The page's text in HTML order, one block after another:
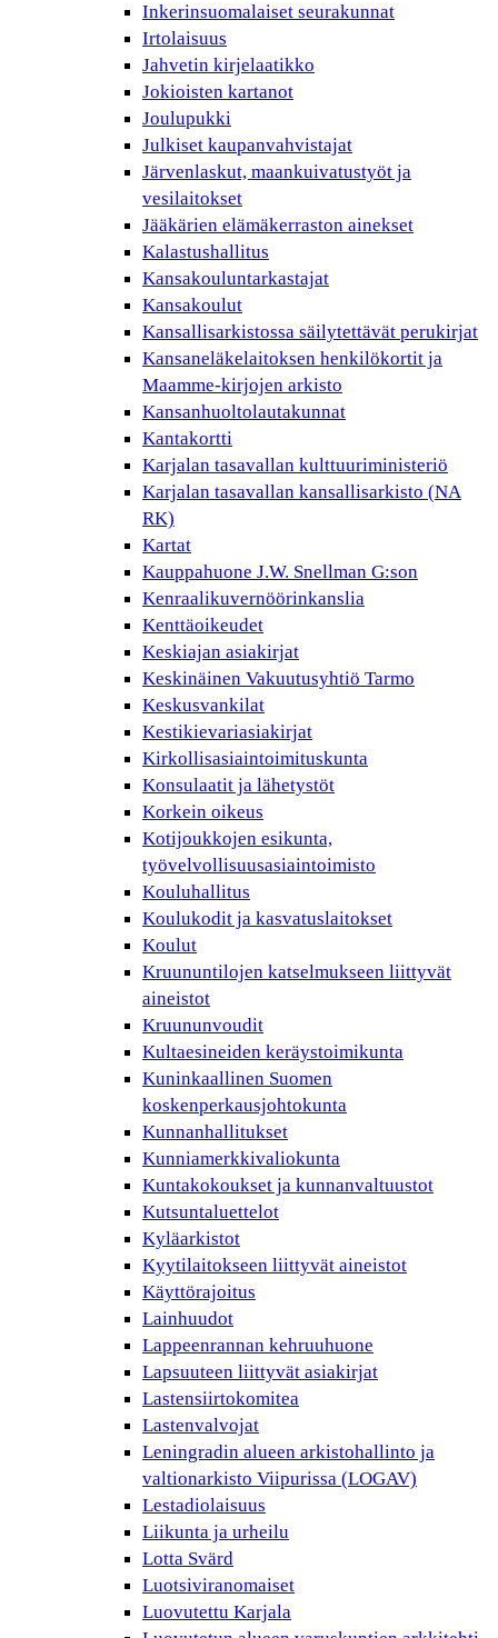
Inkerinsuomalaiset seurakunnat
Irtolaisuus
Jahvetin kirjelaatikko
Jokioisten kartanot
Joulupukki
Julkiset kaupanvahvistajat
Järvenlaskut, maankuivatustyöt ja
vesilaitokset
Jääkärien elämäkerraston ainekset
Kalastushallitus
Kansakouluntarkastajat
Kansakoulut
Kansallisarkistossa säilytettävät perukirjat
Kansaneläkelaitoksen henkilökortit ja
Maamme-kirjojen arkisto
Kansanhuoltolautakunnat
Kantakortti
Karjalan tasavallan kulttuuriministeriö
Karjalan tasavallan kansallisarkisto (NA
RK)
Kartat
Kauppahuone J.W. Snellman G:son
Kenraalikuvernöörinkanslia
Kenttäoikeudet
Keskiajan asiakirjat
Keskinäinen Vakuutusyhtiö Tarmo
Keskusvankilat
Kestikievariasiakirjat
Kirkollisasiaintoimituskunta
Konsulaatit ja lähetystöt
Korkein oikeus
Kotijoukkojen esikunta,
työvelvollisuusasiaintoimisto
Kouluhallitus
Koulukodit ja kasvatuslaitokset
Koulut
Kruununtilojen katselmukseen liittyvät
aineistot
Kruununvoudit
Kultaesineiden keräystoimikunta
Kuninkaallinen Suomen
koskenperkausjohtokunta
Kunnanhallitukset
Kunniamerkkivaliokunta
Kuntakokoukset ja kunnanvaltuustot
Kutsuntaluettelot
Kyläarkistot
Kyytilaitokseen liittyvät aineistot
Käyttörajoitus
Lainhuudot
Lappeenrannan kehruuhuone
Lapsuuteen liittyvät asiakirjat
Lastensiirtokomitea
Lastenvalvojat
Leningradin alueen arkistohallinto ja
valtionarkisto Viipurissa (LOGAV)
Lestadiolaisuus
Liikunta ja urheilu
Lotta Svärd
Luotsiviranomaiset
Luovutettu Karjala